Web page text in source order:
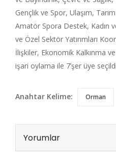
Gençlik ve Spor, Ulaşım,
Amatör Spora Destek, Kadın
ve Özel Sektör Yatırımları
İlişkiler, Ekonomik Kalkınma
işari oylama ile 7’şer üye
Anahtar Kelime: Orman
Yorumlar